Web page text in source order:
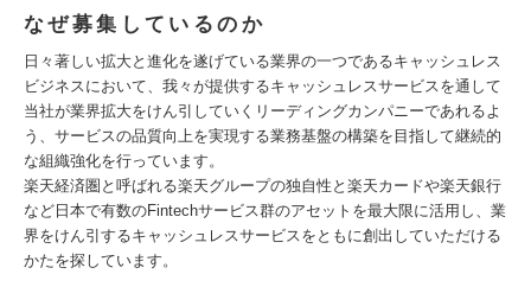
なぜ募集しているのか
日々著しい拡大と進化を遂げている業界の一つであるキャッシュレス
ビジネスにおいて、我々が提供するキャッシュレスサービスを通して
当社が業界拡大をけん引していくリーディングカンパニーであれるよ
う、サービスの品質向上を実現する業務基盤の構築を目指して継続的
な組織強化を行っています。
楽天経済圏と呼ばれる楽天グループの独自性と楽天カードや楽天銀行
など日本で有数のFintechサービス群のアセットを最大限に活用し、業
界をけん引するキャッシュレスサービスをともに創出していただける
かたを探しています。